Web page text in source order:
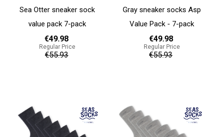
Sea Otter sneaker sock
value pack 7-pack
€49.98
Regular Price
€55.93
Gray sneaker socks Asp
Value Pack - 7-pack
€49.98
Regular Price
€55.93